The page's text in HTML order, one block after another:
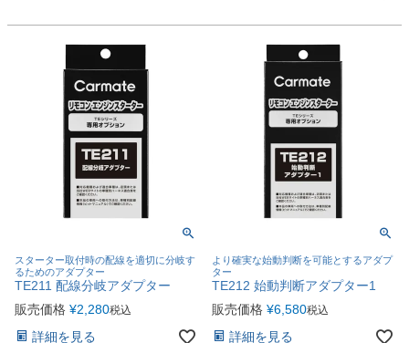
スターター取付時の配線を適切に分岐す
るためのアダプター
TE211 配線分岐アダプター
販売価格 ¥2,280税込
詳細を見る
より確実な始動判断を可能とするアダプ
ター
TE212 始動判断アダプター1
販売価格 ¥6,580税込
詳細を見る